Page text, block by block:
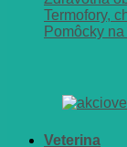
Termofory,
Pomôcky
Veterina